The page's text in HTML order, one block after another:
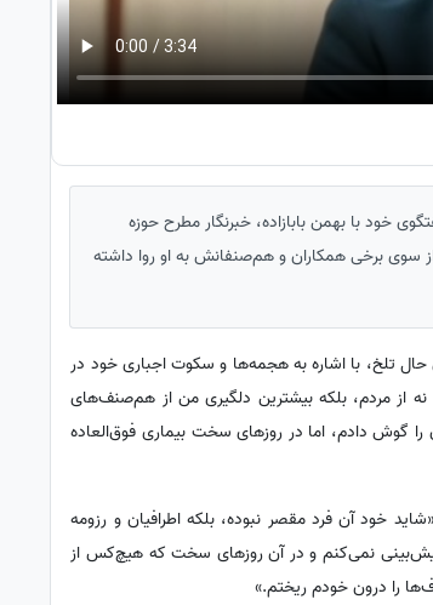
خود با بهمن بابازاده، خبرنگار مطرح حوزه
سوی برخی همکاران و هم‌صنفانش به او روا داشته
تلخ، با اشاره به هجمه‌ها و سکوت اجباری خود در
از مردم، بلکه بیشترین دلگیری من از هم‌صنف‌های
گوش دادم، اما در روزهای سخت بیماری فوق‌العاده
خود آن فرد مقصر نبوده، بلکه اطرافیان و رزومه
پیش‌بینی نمی‌کنم و در آن روزهای سخت که هیچ‌کس از
را درون خودم ریختم.»